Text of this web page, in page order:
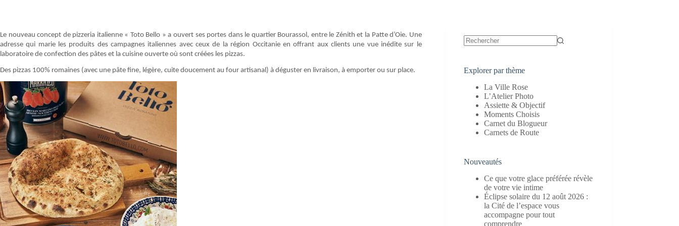
Le nouveau concept de pizzeria italienne « Toto Bello » a ouvert ses portes dans le quartier Bourassol, entre le Zénith et la Patte d’Oie. Une
adresse qui marie les produits des campagnes italiennes avec ceux de la région Occitanie en offrant aux clients une vue inédite sur le
laboratoire de confection des pâtes et la cuisine ouverte où sont créées les pizzas.
Des pizzas 100% romaines (avec une pâte fine, légère, cuite doucement au four artisanal) à déguster en livraison, à emporter ou sur place.
Explorer par thème
La Ville Rose
L’Atelier Photo
Assiette & Objectif
Moments Choisis
Carnet du Blogueur
Carnets de Route
Nouveautés
Ce que votre glace préférée révèle
de votre vie intime
Éclipse solaire du 12 août 2026 :
la Cité de l’espace vous
accompagne pour tout
comprendre